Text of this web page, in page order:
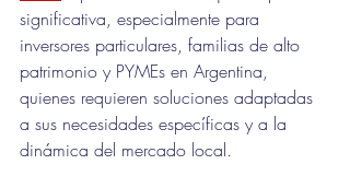
significativa, especialmente para
inversores particulares, familias de alto
patrimonio y PYMEs en Argentina,
quienes requieren soluciones adaptadas
a sus necesidades específicas y a la
dinámica del mercado local.